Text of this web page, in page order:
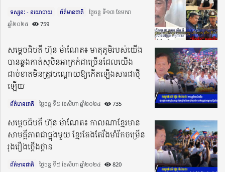
ទស្សនៈ - នយោបាយ ព័ត៌មានជាតិ
ថ្ងៃចន្ទ ទី១៣ ខែមករា
ឆ្នាំ២០២៥​
759
សម្តេចធិបតី ហ៊ុន ម៉ាណែត៖ មាតុភូមិរបស់យើង
បានឆ្លងកាត់សុបិនអាក្រក់ជាច្រើនដែលយើង
ដាច់ខាតមិនត្រូវបណ្តោយឱ្យកើតឡើងសារជាថ្មី
ឡើយ
ព័ត៌មានជាតិ ថ្ងៃចន្ទ ទី៥ ខែសីហា ឆ្នាំ២០២៤​ 735
សម្តេចធិបតី ហ៊ុន ម៉ាណែត៖ កាលណាខ្មែរមាន
សាមគ្គីភាពជាធ្លុងមួយ ខ្មែរតែងតែរឹងមាំរីកចម្រើន
រុងរឿងថ្កើងថ្កាន
ព័ត៌មានជាតិ ថ្ងៃចន្ទ ទី៥ ខែសីហា ឆ្នាំ២០២៤​ 820